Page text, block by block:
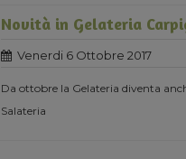
Novità in Gelateria
Venerdi 6 Ottobre 2017
Da ottobre la Gelateria diventa
Salateria